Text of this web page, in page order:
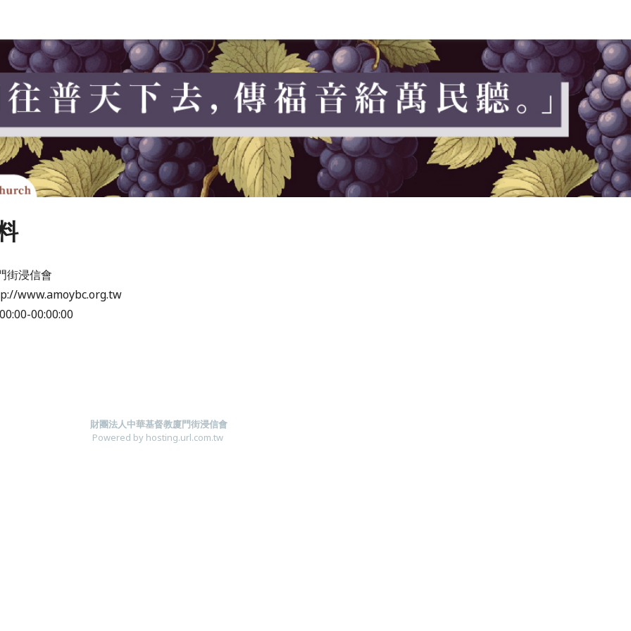
街浸信會
www.amoybc.org.tw
00:00:00
財團法人中華基督教廈門街浸信會
Powered by hosting.url.com.tw